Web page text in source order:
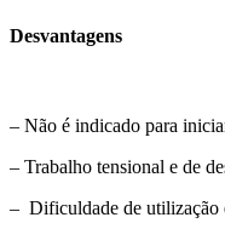
Desvantagens
– Não é indicado para
– Trabalho tensional e de
– Dificuldade de utilização